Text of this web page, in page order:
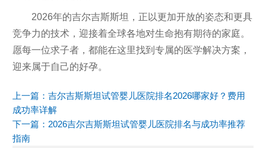
2026年的吉尔吉斯斯坦，正以更加开放的姿态和更具
竞争力的技术，迎接着全球各地对生命抱有期待的家庭。
愿每一位求子者，都能在这里找到专属的医学解决方案，
迎来属于自己的好孕。
上一篇： 吉尔吉斯斯坦试管婴儿医院排名2026哪家好？费用
成功率详解
下一篇： 2026吉尔吉斯斯坦试管婴儿医院排名与成功率推荐
指南